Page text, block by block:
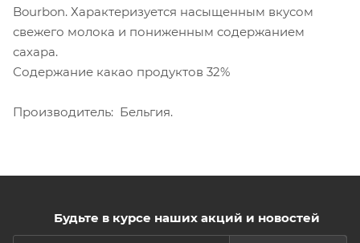
Bourbon. Характеризуется насыщенным вкусом
свежего молока и пониженным содержанием
сахара.
Содержание какао продуктов 32%
Производитель: Бельгия.
Будьте в курсе наших акций и новостей